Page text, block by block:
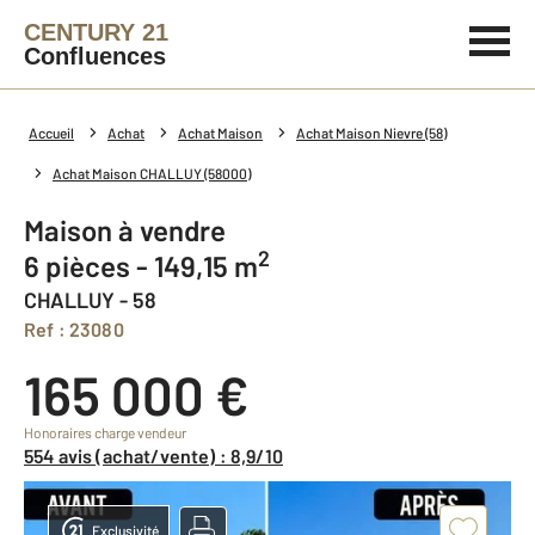
CENTURY 21
Confluences
Accueil Achat Achat Maison Achat Maison Nievre (58)
Achat Maison CHALLUY (58000)
Maison à vendre
6 pièces - 149,15 m2
CHALLUY - 58
Ref : 23080
165 000 €
Honoraires charge vendeur
554 avis (achat/vente) : 8,9/10
Exclusivité